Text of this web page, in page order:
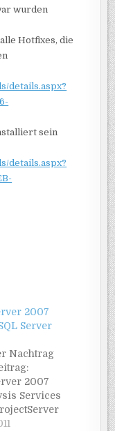
wurden
Hotfixes, die
details.aspx?
sein
details.aspx?
2007
Server
Nachtrag
2007
Services
Server